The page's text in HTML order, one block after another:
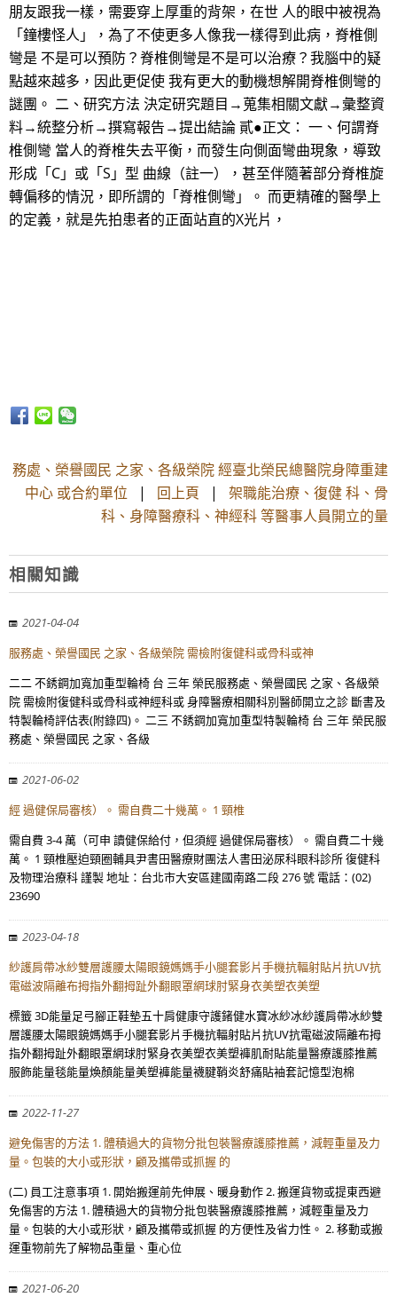
朋友跟我一樣，需要穿上厚重的背架，在世 人的眼中被視為
「鐘樓怪人」，為了不使更多人像我一樣得到此病，脊椎側
彎是 不是可以預防？脊椎側彎是不是可以治療？我腦中的疑
點越來越多，因此更促使 我有更大的動機想解開脊椎側彎的
謎團。 二、研究方法 決定研究題目→蒐集相關文獻→彙整資
料→統整分析→撰寫報告→提出結論 貳●正文： 一、何謂脊
椎側彎 當人的脊椎失去平衡，而發生向側面彎曲現象，導致
形成「C」或「S」型 曲線（註一），甚至伴隨著部分脊椎旋
轉偏移的情況，即所謂的「脊椎側彎」。 而更精確的醫學上
的定義，就是先拍患者的正面站直的X光片，
務處、榮譽國民 之家、各級榮院 經臺北榮民總醫院身障重建
中心 或合約單位 | 回上頁 | 架職能治療、復健 科、骨
科、身障醫療科、神經科 等醫事人員開立的量
相關知識
2021-04-04
服務處、榮譽國民 之家、各級榮院 需檢附復健科或骨科或神
二二 不銹鋼加寬加重型輪椅 台 三年 榮民服務處、榮譽國民 之家、各級榮
院 需檢附復健科或骨科或神經科或 身障醫療相關科別醫師開立之診 斷書及
特製輪椅評估表(附錄四)。 二三 不銹鋼加寬加重型特製輪椅 台 三年 榮民服
務處、榮譽國民 之家、各級
2021-06-02
經 過健保局審核）。 需自費二十幾萬。 1 頸椎
需自費 3-4 萬（可申 讀健保給付，但須經 過健保局審核）。 需自費二十幾
萬。 1 頸椎壓迫頸圈輔具尹書田醫療財團法人書田泌尿科眼科診所 復健科
及物理治療科 謹製 地址：台北市大安區建國南路二段 276 號 電話：(02)
23690
2023-04-18
紗護肩帶冰紗雙層護腰太陽眼鏡媽媽手小腿套影片手機抗輻射貼片抗UV抗
電磁波隔離布拇指外翻拇趾外翻眼罩網球肘緊身衣美塑衣美塑
標籤 3D能量足弓腳正鞋墊五十肩健康守護鍺健水寶冰紗冰紗護肩帶冰紗雙
層護腰太陽眼鏡媽媽手小腿套影片手機抗輻射貼片抗UV抗電磁波隔離布拇
指外翻拇趾外翻眼罩網球肘緊身衣美塑衣美塑褲肌耐貼能量醫療護膝推薦
服飾能量毯能量煥顏能量美塑褲能量襪腱鞘炎舒痛貼袖套記憶型泡棉
2022-11-27
避免傷害的方法 1. 體積過大的貨物分批包裝醫療護膝推薦，減輕重量及力
量。包裝的大小或形狀，顧及攜帶或抓握 的
(二) 員工注意事項 1. 開始搬運前先伸展、暖身動作 2. 搬運貨物或提東西避
免傷害的方法 1. 體積過大的貨物分批包裝醫療護膝推薦，減輕重量及力
量。包裝的大小或形狀，顧及攜帶或抓握 的方便性及省力性。 2. 移動或搬
運重物前先了解物品重量、重心位
2021-06-20